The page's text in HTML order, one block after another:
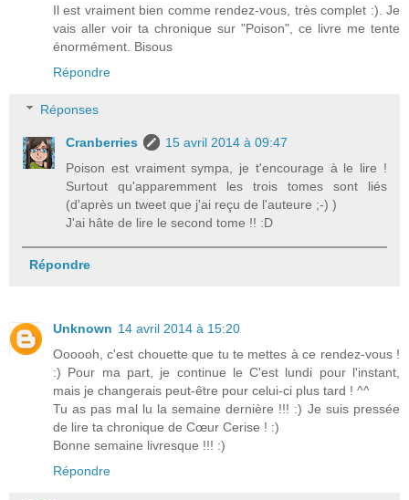
Il est vraiment bien comme rendez-vous, très complet :). Je
vais aller voir ta chronique sur "Poison", ce livre me tente
énormément. Bisous
Répondre
Réponses
Cranberries
15 avril 2014 à 09:47
Poison est vraiment sympa, je t'encourage à le lire !
Surtout qu'apparemment les trois tomes sont liés
(d'après un tweet que j'ai reçu de l'auteure ;-) )
J'ai hâte de lire le second tome !! :D
Répondre
Unknown 14 avril 2014 à 15:20
Oooooh, c'est chouette que tu te mettes à ce rendez-vous !
:) Pour ma part, je continue le C'est lundi pour l'instant,
mais je changerais peut-être pour celui-ci plus tard ! ^^
Tu as pas mal lu la semaine dernière !!! :) Je suis pressée
de lire ta chronique de Cœur Cerise ! :)
Bonne semaine livresque !!! :)
Répondre